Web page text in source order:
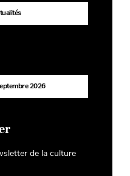
2026
de la culture